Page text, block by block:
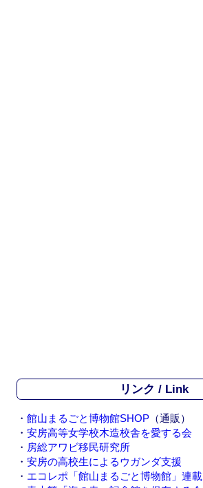
リンク / Link
・ 館山まるごと博物館SHOP （通販）
・ 安房高等女学校木造校舎を愛する会
・ 房総アワビ移民研究所
・ 安房の高校生によるウガンダ支援
・ エコレポ「館山まるごと博物館」連載